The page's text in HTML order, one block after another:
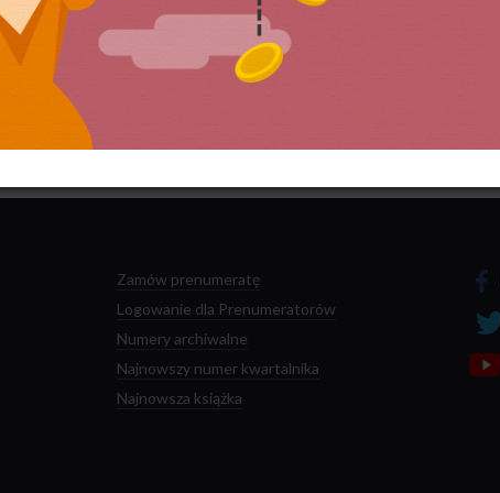
są dane Twoich komentarzy.
Zamów prenumeratę
Logowanie dla Prenumeratorów
Numery archiwalne
Najnowszy numer kwartalnika
Najnowsza książka